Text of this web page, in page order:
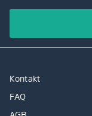
Kontakt
FAQ